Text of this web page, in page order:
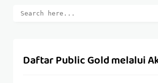
Daftar Public Gold melalui